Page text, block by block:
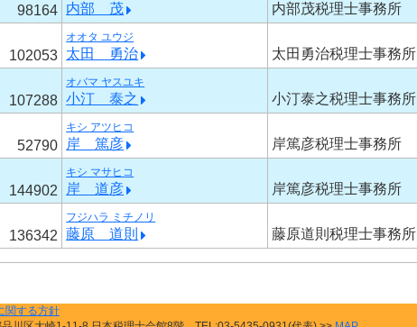
98164 内部 茂 内部茂税理士事務所
102053
オオタ ユウジ
太田 勇治 太田勇治税理士事務所
107288
オバマ ヤスユキ
小汀 泰之 小汀泰之税理士事務所
52790
キシ アツヒコ
岸 篤彦 岸篤彦税理士事務所
144902
キシ マサヒコ
岸 道彦 岸篤彦税理士事務所
136342
フジハラ ミチノリ
藤原 道則 藤原道則税理士事務所
関する方針